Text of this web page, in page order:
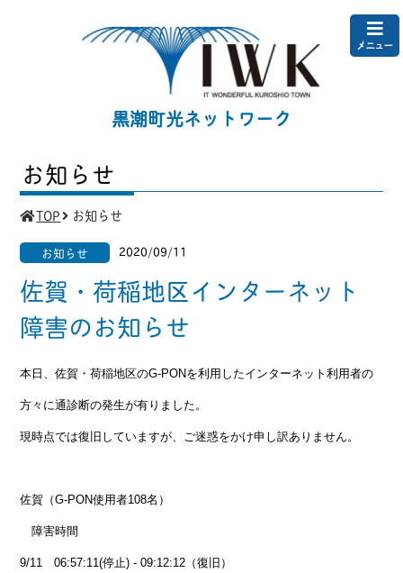
黒潮町光ネットワーク
メニュー
お知らせ
TOP お知らせ
お知らせ 2020/09/11
佐賀・荷稲地区インターネット
障害のお知らせ
本日、佐賀・荷稲地区のG-PONを利用したインターネット利用者の
方々に通診断の発生が有りました。
現時点では復旧していますが、ご迷惑をかけ申し訳ありません。
佐賀（G-PON使用者108名）
障害時間
9/11 06:57:11(停止) - 09:12:12（復旧）